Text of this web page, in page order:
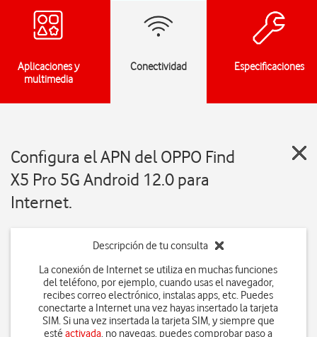
Aplicaciones y
multimedia
Conectividad Especificaciones
Configura el APN del OPPO Find
X5 Pro 5G Android 12.0 para
Internet.
Descripción de tu consulta
La conexión de Internet se utiliza en muchas funciones
del teléfono, por ejemplo, cuando usas el navegador,
recibes correo electrónico, instalas apps, etc. Puedes
conectarte a Internet una vez hayas insertado la tarjeta
SIM. Si una vez insertada la tarjeta SIM, y siempre que
estéactivada, no navegas, puedes comprobar paso a